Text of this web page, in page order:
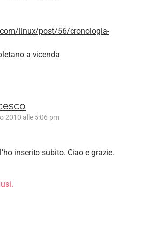
linux/post/56/cronologia-
a vicenda
2010 alle 5:06 pm
inserito subito. Ciao e grazie.